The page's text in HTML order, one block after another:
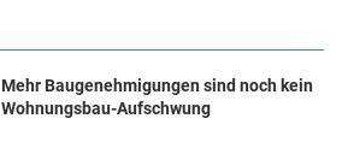
Mehr Baugenehmigungen sind noch kein
Wohnungsbau-Aufschwung